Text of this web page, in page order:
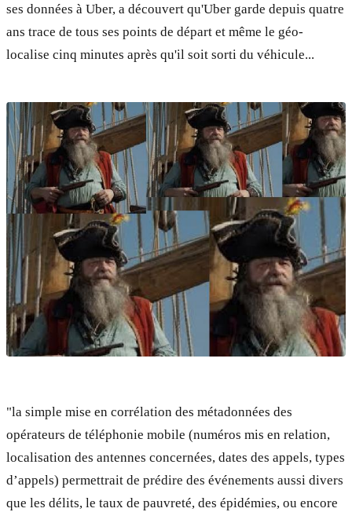
ses données à Uber, a découvert qu'Uber garde depuis quatre
ans trace de tous ses points de départ et même le géo-
localise cinq minutes après qu'il soit sorti du véhicule...
"la simple mise en corrélation des métadonnées des
opérateurs de téléphonie mobile (numéros mis en relation,
localisation des antennes concernées, dates des appels, types
d’appels) permettrait de prédire des événements aussi divers
que les délits, le taux de pauvreté, des épidémies, ou encore